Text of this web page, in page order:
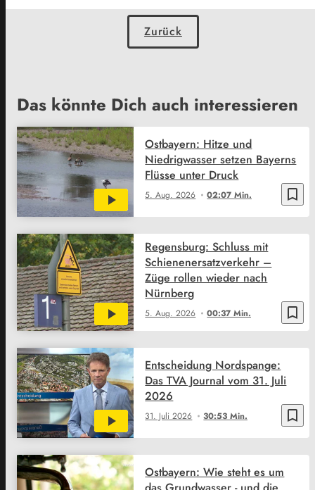
Zurück
Das könnte Dich auch interessieren
bookmark_border
5. Aug. 2026 02:07 Min.
Ostbayern: Hitze und
Niedrigwasser setzen Bayerns
Flüsse unter Druck
bookmark_border
5. Aug. 2026 00:37 Min.
Regensburg: Schluss mit
Schienenersatzverkehr –
Züge rollen wieder nach
Nürnberg
bookmark_border
31. Juli 2026 30:53 Min.
Entscheidung Nordspange:
Das TVA Journal vom 31. Juli
2026
Ostbayern: Wie steht es um